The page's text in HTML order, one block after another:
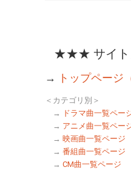
★★★ サイ
→ トップページ
＜カテゴリ別＞
→
ドラマ曲一覧ペー
→ アニメ曲一覧ペー
→ 映画曲一覧ページ
→ 番組曲一覧ページ
→ CM曲一覧ページ